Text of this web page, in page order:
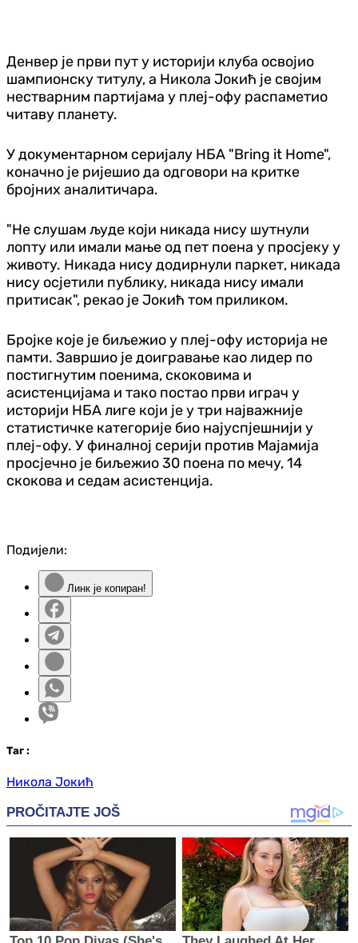
Денвер је први пут у историји клуба освојио
шампионску титулу, а Никола Јокић је својим
нестварним партијама у плеј-офу распаметио
читаву планету.
У документарном серијалу НБА "Bring it Home",
коначно је ријешио да одговори на критке
бројних аналитичара.
"Не слушам људе који никада нису шутнули
лопту или имали мање од пет поена у просјеку у
животу. Никада нису додирнули паркет, никада
нису осјетили публику, никада нису имали
притисак", рекао је Јокић том приликом.
Бројке које је биљежио у плеј-офу историја не
памти. Завршио је доигравање као лидер по
постигнутим поенима, скоковима и
асистенцијама и тако постао први играч у
историји НБА лиге који је у три најважније
статистичке категорије био најуспјешнији у
плеј-офу. У финалној серији против Мајамија
просјечно је биљежио 30 поена по мечу, 14
скокова и седам асистенција.
Подијели:
Линк је копиран!
Таг :
Никола Јокић